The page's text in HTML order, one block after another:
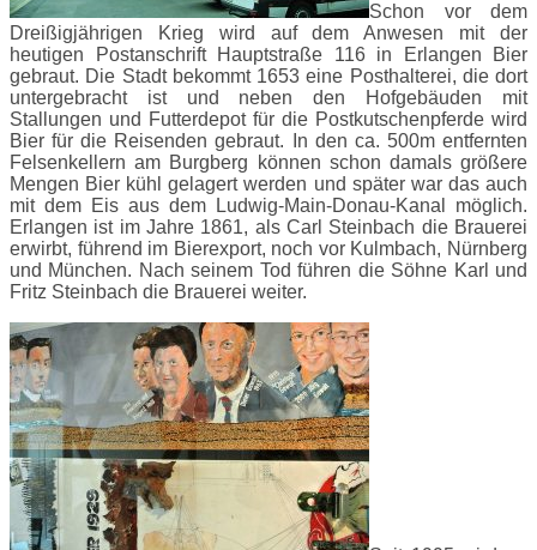
Schon vor dem
Dreißigjährigen Krieg wird auf dem Anwesen mit der
heutigen Postanschrift Hauptstraße 116 in Erlangen Bier
gebraut. Die Stadt bekommt 1653 eine Posthalterei, die dort
untergebracht ist und neben den Hofgebäuden mit
Stallungen und Futterdepot für die Postkutschenpferde wird
Bier für die Reisenden gebraut. In den ca. 500m entfernten
Felsenkellern am Burgberg können schon damals größere
Mengen Bier kühl gelagert werden und später war das auch
mit dem Eis aus dem Ludwig-Main-Donau-Kanal möglich.
Erlangen ist im Jahre 1861, als Carl Steinbach die Brauerei
erwirbt, führend im Bierexport, noch vor Kulmbach, Nürnberg
und München. Nach seinem Tod führen die Söhne Karl und
Fritz Steinbach die Brauerei weiter.